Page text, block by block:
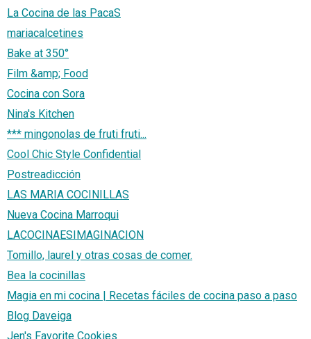
La Cocina de las PacaS
mariacalcetines
Bake at 350°
Film &amp; Food
Cocina con Sora
Nina's Kitchen
*** mingonolas de fruti fruti...
Cool Chic Style Confidential
Postreadicción
LAS MARIA COCINILLAS
Nueva Cocina Marroqui
LACOCINAESIMAGINACION
Tomillo, laurel y otras cosas de comer.
Bea la cocinillas
Magia en mi cocina | Recetas fáciles de cocina paso a paso
Blog Daveiga
Jen's Favorite Cookies